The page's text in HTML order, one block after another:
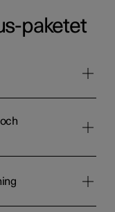
paketet